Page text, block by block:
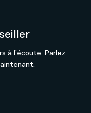
à l’écoute. Parlez